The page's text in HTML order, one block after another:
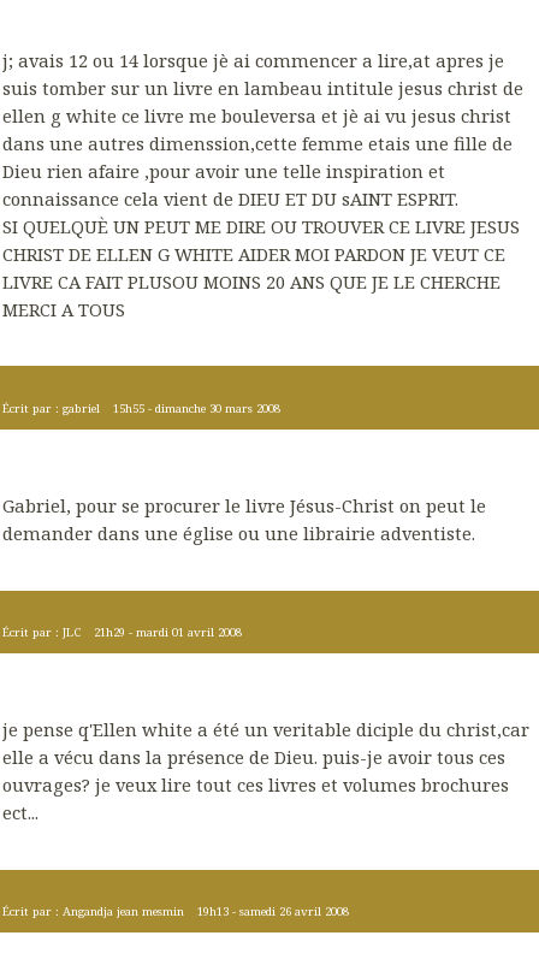
j; avais 12 ou 14 lorsque jè ai commencer a lire,at apres je
suis tomber sur un livre en lambeau intitule jesus christ de
ellen g white ce livre me bouleversa et jè ai vu jesus christ
dans une autres dimenssion,cette femme etais une fille de
Dieu rien afaire ,pour avoir une telle inspiration et
connaissance cela vient de DIEU ET DU sAINT ESPRIT.
SI QUELQUÈ UN PEUT ME DIRE OU TROUVER CE LIVRE JESUS
CHRIST DE ELLEN G WHITE AIDER MOI PARDON JE VEUT CE
LIVRE CA FAIT PLUSOU MOINS 20 ANS QUE JE LE CHERCHE
MERCI A TOUS
Écrit par : gabriel 15h55 -dimanche 30 mars 2008
Gabriel, pour se procurer le livre Jésus-Christ on peut le
demander dans une église ou une librairie adventiste.
Écrit par : JLC 21h29 -mardi 01 avril 2008
je pense q'Ellen white a été un veritable diciple du christ,car
elle a vécu dans la présence de Dieu. puis-je avoir tous ces
ouvrages? je veux lire tout ces livres et volumes brochures
ect...
Écrit par : Angandja jean mesmin 19h13 -samedi 26 avril 2008